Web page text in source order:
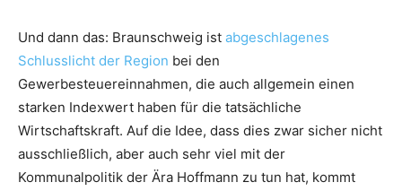
Und dann das: Braunschweig ist abgeschlagenes
Schlusslicht der Region bei den
Gewerbesteuereinnahmen, die auch allgemein einen
starken Indexwert haben für die tatsächliche
Wirtschaftskraft. Auf die Idee, dass dies zwar sicher nicht
ausschließlich, aber auch sehr viel mit der
Kommunalpolitik der Ära Hoffmann zu tun hat, kommt